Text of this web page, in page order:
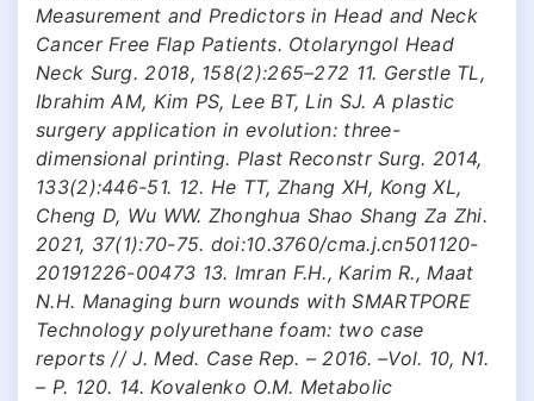
Measurement and Predictors in Head and Neck
Cancer Free Flap Patients. Otolaryngol Head
Neck Surg. 2018, 158(2):265–272 11. Gerstle TL,
Ibrahim AM, Kim PS, Lee BT, Lin SJ. A plastic
surgery application in evolution: three-
dimensional printing. Plast Reconstr Surg. 2014,
133(2):446-51. 12. He TT, Zhang XH, Kong XL,
Cheng D, Wu WW. Zhonghua Shao Shang Za Zhi.
2021, 37(1):70-75. doi:10.3760/cma.j.cn501120-
20191226-00473 13. Imran F.H., Karim R., Maat
N.H. Managing burn wounds with SMARTPORE
Technology polyurethane foam: two case
reports // J. Med. Case Rep. – 2016. –Vol. 10, N1.
– P. 120. 14. Kovalenko O.M. Metabolic